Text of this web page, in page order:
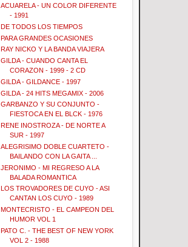
ACUARELA - UN COLOR DIFERENTE
- 1991
DE TODOS LOS TIEMPOS
PARA GRANDES OCASIONES
RAY NICKO Y LA BANDA VIAJERA
GILDA - CUANDO CANTA EL
CORAZON - 1999 - 2 CD
GILDA - GILDANCE - 1997
GILDA - 24 HITS MEGAMIX - 2006
GARBANZO Y SU CONJUNTO -
FIESTOCA EN EL BLCK - 1976
RENE INOSTROZA - DE NORTE A
SUR - 1997
ALEGRISIMO DOBLE CUARTETO -
BAILANDO CON LA GAITA ...
JERONIMO - MI REGRESO A LA
BALADA ROMANTICA
LOS TROVADORES DE CUYO - ASI
CANTAN LOS CUYO - 1989
MONTECRISTO - EL CAMPEON DEL
HUMOR VOL 1
PATO C. - THE BEST OF NEW YORK
VOL 2 - 1988